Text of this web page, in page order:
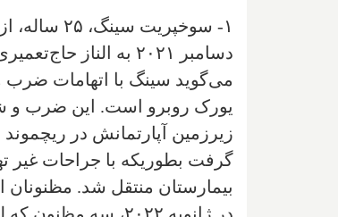
۱-
می‌گوید سینگ با اتهامات ضرب
یورک روبرو است. این ضرب و
زیرزمین آپارتمانش در ریچموند
بیمارستان منتقل شد. مظنونان